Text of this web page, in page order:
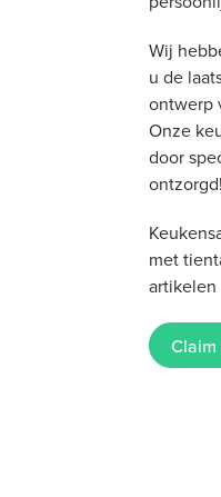
Wij
u de
ontwerp
Onze
door
ontzorgd!
met